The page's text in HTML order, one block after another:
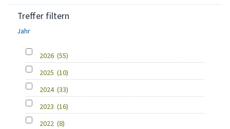
Treffer filtern
Jahr
2026 (55)
2025 (10)
2024 (33)
2023 (16)
2022 (8)